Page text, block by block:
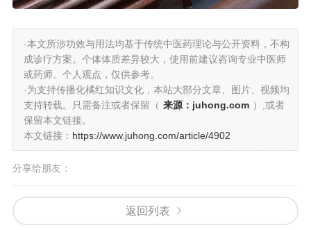
·本文所涉功效与用法均基于传统中医药理论与公开资料，不构
成诊疗方案。个体体质差异较大，使用前建议咨询专业中医师
或药师。个人观点，仅供参考。
·为支持传播化橘红知识文化，本站大部分文章、图片、视频均
支持转载。只需备注或者保留（ 来源：juhong.com ）,或者
保留本文链接。
本文链接： https://www.juhong.com/article/4902
分享给朋友：
返回列表